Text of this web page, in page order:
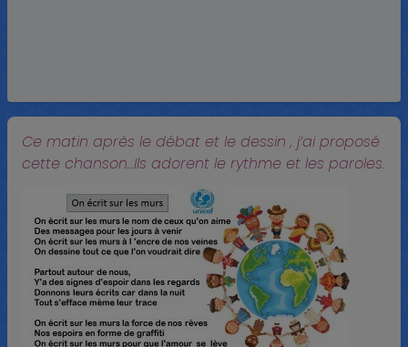
Ce matin après le débat et le dessin , j’ai proposé
cette chanson…Ils adorent le rythme et les paroles.